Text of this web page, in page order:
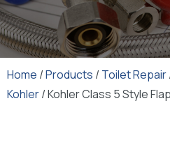
Home /Products / Toilet Repair
Kohler/ Kohler Class 5 Style